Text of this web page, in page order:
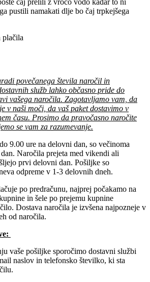
čaj prelili z vročo vodo kadar to ni
pustili namakati dlje bo čaj trpkejšega
plačila
povečanega števila naročil in
služb lahko občasno pride do
vašega naročila. Zagotavljamo vam, da
v naši moči, da vaš paket dostavimo v
času. Prosimo da pravočasno naročite
se vam za razumevanje.
9.00 ure na delovni dan, so večinoma
Naročila prejeta med vikendi ali
prvi delovni dan. Pošiljke so
odpreme v 1-3 delovnih dneh.
po predračunu, najprej počakamo na
in šele po prejemu kupnine
Dostava naročila je izvšena najpozneje v
od naročila.
vaše pošiljke sporočimo dostavni službi
naslov in telefonsko številko, ki sta